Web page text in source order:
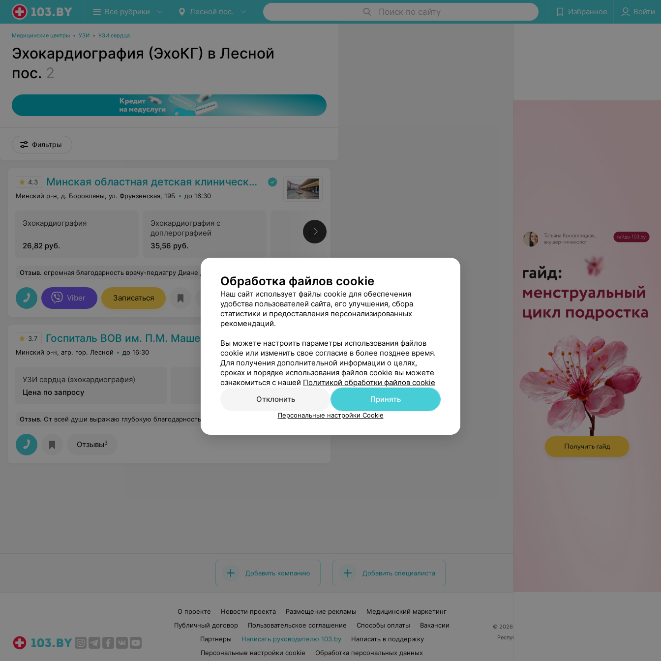
Все рубрики Лесной пос. Поиск по сайту Избранное Войти
Медицинские центры • УЗИ • УЗИ сердца
Эхокардиография (ЭхоКГ) в Лесной
пос. 2
Фильтры
4.3 Минская областная детская клиническая больница
Минский р-н, д. Боровляны, ул. Фрунзенская, 19Б до 16:30
Эхокардиография
26,82 руб.
Эхокардиография с
доплерографией
35,56 руб.
Все цены
Отзыв. огромная благодарность врачу-педиатру Диане Дмитриевне и всем кто причастен к открытию центра иммунопрофилактики на базе МОДКБ. Бесперебойная поставка и наличие вакцин,запись через месенджер в любое время дня и ночи,актуальная информация и можно сказать онлайн консультация по вопросам вакцинации. Нигде в Минске и минской области не видела ,чтобы так чётко работали. Уже в который раз прививаемся всей семьей и очень довольны. Отдельно хочу отметить отношение к пациентам и профессионализм.У медсестры (к сожалению не спросила имя),которая ставит вакцины "золотые руки". Сама Диана Дмитриевна,не смотря за загруженность всегда оставляет после приема ощущение,что побывал у Настоящего Врача. Спасибо.
Viber Записаться Отзывы26
3.7 Госпиталь ВОВ им. П.М. Машерова
Минский р-н, агр. гор. Лесной до 16:30
УЗИ сердца (эхокардиография)
Цена по запросу
Все цены
Отзыв. От всей души выражаю глубокую благодарность врачу-стоматологу Ю.А. за высокий профессионализм,чуткое и внимательное отношение ко мне на приёмах у неё,ведь благодаря аккуратному.чётко проведённому лечению,я получила качественную стоматологическую помощь без боли!Как прекрасно,что при выявленной проблеме с зубами,мне встретился такой специалист!Её внимание и доброжелательность делают процесс лечения комфортным и спокойным!Здоровые зубы и великолепная улыбка пациента-далеко не простая работа,но она с ней справляетесь на ура!Вся моя семья и друзья теперь лечатся только у неё!Муж так же был у неё на приёме и поэтому наша семья Валькович благодарим за качественную невероятно тонкую работу-настоящий профессионал своего дела,низкий поклон!Хотели бы от чистого сердца пожелать ей и всем медицинским работникам получать за свой труд достойную высокооплачиваемую зарплату, крепкого здоровья, жизненного благополучия,процветания во всём,успехов в трудной работе, побольше благодарных пациентов! Еще
Отзывы3
Добавить компанию Добавить специалиста
О проекте Новости проекта Размещение рекламы
Медицинский маркетинг
Публичный договор
Пользовательское соглашение Способы оплаты
Вакансии
Партнеры
Написать руководителю 103.by
Написать в поддержку
Персональные настройки cookie
Обработка персональных данных
© 2026 ООО «Артокс Лаб», УНП 191700409
Республика Беларусь, г. Минск, улица Толбухина, 2,
Обработка файлов cookie
Наш сайт использует файлы cookie для обеспечения
удобства пользователей сайта, его улучшения, сбора
статистики и предоставления персонализированных
рекомендаций.
Вы можете настроить параметры использования файлов
cookie или изменить свое согласие в более позднее время.
Для получения дополнительной информации о целях,
сроках и порядке использования файлов cookie вы можете
ознакомиться с нашей Политикой обработки файлов cookie
Отклонить
Принять
Персональные настройки Cookie